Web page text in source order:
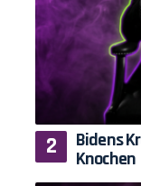
Bidens
Knochen